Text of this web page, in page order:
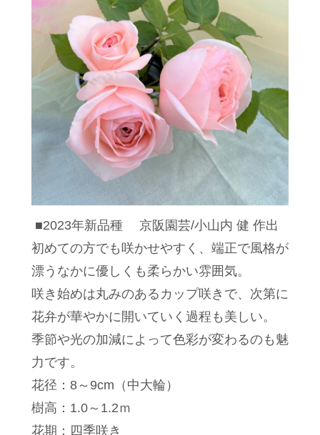
■2023年新品種 京阪園芸/小山内 健 作出
初めての方でも咲かせやすく、端正で風格が
漂うなかに優しくも柔らかい雰囲気。
咲き始めは丸みのあるカップ咲きで、次第に
花弁が華やかに開いていく過程も美しい。
季節や光の加減によって色彩が変わるのも魅
力です。
花径：8～9cm（中大輪）
樹高：1.0～1.2ｍ
花期：四季咲き